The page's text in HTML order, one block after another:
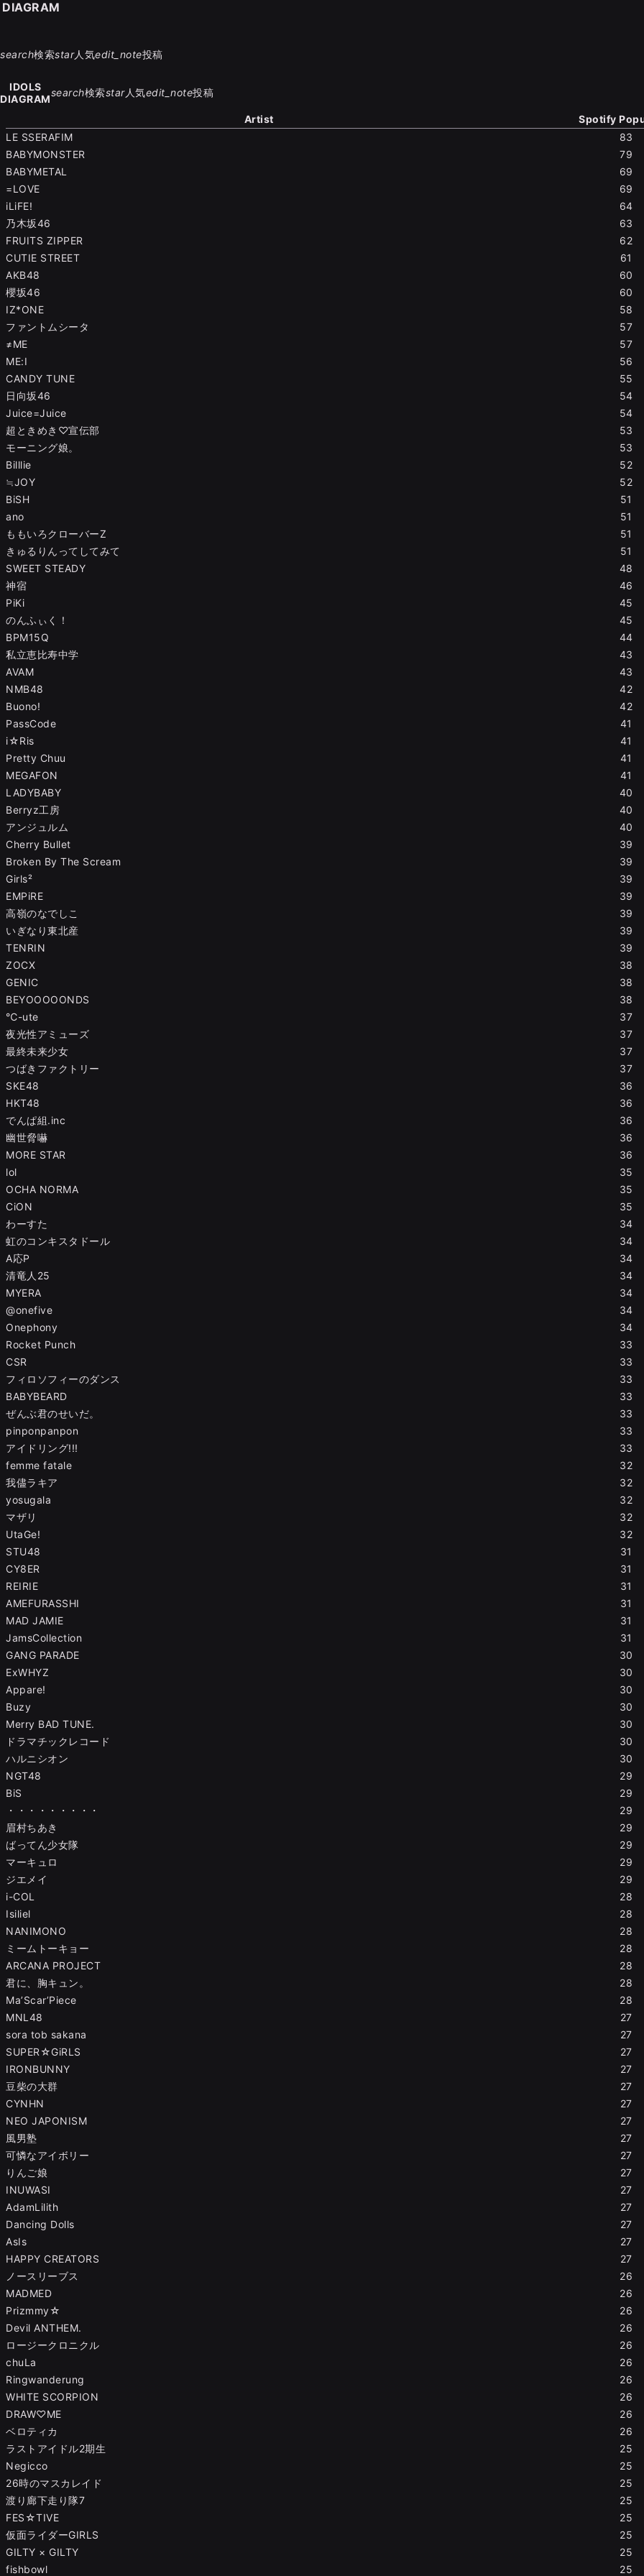
search検索star人気edit_note投稿
IDOLS
DIAGRAM
search検索star人気edit_note投稿
Artist
Spotify
LE SSERAFIM
83
BABYMONSTER
79
BABYMETAL
69
=LOVE
69
iLiFE!
64
乃木坂46
63
FRUITS ZIPPER
62
CUTIE STREET
61
AKB48
60
櫻坂46
60
IZ*ONE
58
ファントムシータ
57
≠ME
57
ME:I
56
CANDY TUNE
55
日向坂46
54
Juice=Juice
54
超ときめき♡宣伝部
53
モーニング娘。
53
Billlie
52
≒JOY
52
BiSH
51
ano
51
ももいろクローバーZ
51
きゅるりんってしてみて
51
SWEET STEADY
48
神宿
46
PiKi
45
のんふぃく！
45
BPM15Q
44
私立恵比寿中学
43
AVAM
43
NMB48
42
Buono!
42
PassCode
41
i☆Ris
41
Pretty Chuu
41
MEGAFON
41
LADYBABY
40
Berryz工房
40
アンジュルム
40
Cherry Bullet
39
Broken By The Scream
39
Girls²
39
EMPiRE
39
高嶺のなでしこ
39
いぎなり東北産
39
TENRIN
39
ZOCX
38
GENIC
38
BEYOOOOONDS
38
℃-ute
37
夜光性アミューズ
37
最終未来少女
37
つばきファクトリー
37
SKE48
36
HKT48
36
でんぱ組.inc
36
幽世脅嚇
36
MORE STAR
36
lol
35
OCHA NORMA
35
CiON
35
わーすた
34
虹のコンキスタドール
34
A応P
34
清竜人25
34
MYERA
34
@onefive
34
Onephony
34
Rocket Punch
33
CSR
33
フィロソフィーのダンス
33
BABYBEARD
33
ぜんぶ君のせいだ。
33
pinponpanpon
33
アイドリング!!!
33
femme fatale
32
我儘ラキア
32
yosugala
32
マザリ
32
UtaGe!
32
STU48
31
CY8ER
31
REIRIE
31
AMEFURASSHI
31
MAD JAMIE
31
JamsCollection
31
GANG PARADE
30
ExWHYZ
30
Appare!
30
Buzy
30
Merry BAD TUNE.
30
ドラマチックレコード
30
ハルニシオン
30
NGT48
29
BiS
29
・・・・・・・・・
29
眉村ちあき
29
ばってん少女隊
29
マーキュロ
29
ジエメイ
29
i-COL
28
Isiliel
28
NANIMONO
28
ミームトーキョー
28
ARCANA PROJECT
28
君に、胸キュン。
28
Ma’Scar’Piece
28
MNL48
27
sora tob sakana
27
SUPER☆GiRLS
27
IRONBUNNY
27
豆柴の大群
27
CYNHN
27
NEO JAPONISM
27
風男塾
27
可憐なアイボリー
27
りんご娘
27
INUWASI
27
AdamLilith
27
Dancing Dolls
27
AsIs
27
HAPPY CREATORS
27
ノースリーブス
26
MADMED
26
Prizmmy☆
26
Devil ANTHEM.
26
ロージークロニクル
26
chuLa
26
Ringwanderung
26
WHITE SCORPION
26
DRAW♡ME
26
ベロティカ
26
ラストアイドル2期生
25
Negicco
25
26時のマスカレイド
25
渡り廊下走り隊7
25
FES☆TIVE
25
仮面ライダーGIRLS
25
GILTY × GILTY
25
fishbowl
25